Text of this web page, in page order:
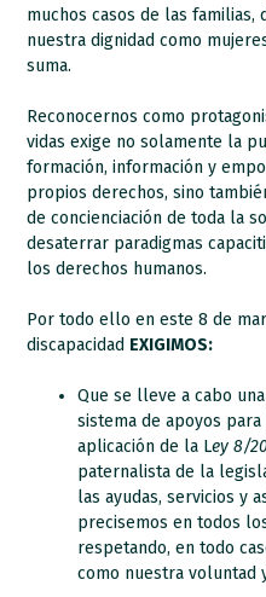
muchos casos de las
nuestra dignidad como
suma.
Reconocernos como
vidas exige no solamente la
formación, información y
propios derechos, sino
de concienciación de toda la
desaterrar paradigmas
los derechos humanos.
Por todo ello en este 8 de
discapacidad EXIGIMOS:
Que se lleve a cabo
sistema de apoyos
aplicación de la Ley 8/
paternalista de la
las ayudas, servicios y
precisemos en todos
respetando, en todo
como nuestra voluntad